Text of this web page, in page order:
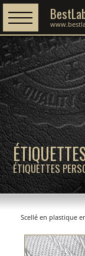
ÉTIQUETTES
Scellé en plastique